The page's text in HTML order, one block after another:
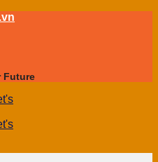
Future